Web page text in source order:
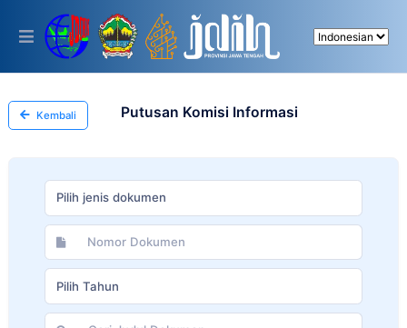
This
includes
accessibility
system.
Kembali Putusan Komisi Informasi
Pilih jenis dokumen
Pilih Tahun